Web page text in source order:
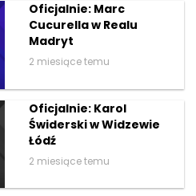
Oficjalnie: Marc
Cucurella w Realu
Madryt
2 miesiące temu
Oficjalnie: Karol
Świderski w Widzewie
Łódź
2 miesiące temu